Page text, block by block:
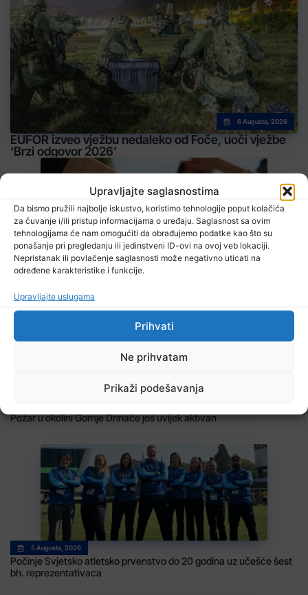
Upravljajte saglasnostima
Da bismo pružili najbolje iskustvo, koristimo tehnologije poput kolačića
za čuvanje i/ili pristup informacijama o uređaju. Saglasnost sa ovim
tehnologijama će nam omogućiti da obrađujemo podatke kao što su
ponašanje pri pregledanju ili jedinstveni ID-ovi na ovoj veb lokaciji.
Nepristanak ili povlačenje saglasnosti može negativno uticati na
određene karakteristike i funkcije.
Upravljajte uslugama
Prihvati
Ne prihvatam
Prikaži podešavanja
6 Augusta, 2026
EUFOR izveo vježbu nedaleko od Foče, uoči vježbe
‘Brzi odgovor 2026’
6 Augusta, 2026
Danas u BiH sunčano i vruće, temperature od 34 do 41 stepen
Požar u okolini Gornje Drinače još uvijek aktivan
5 Augusta, 2026
Počinje Svjetsko atletsko prvenstvo do 20 godina uz učešće šest
bh. reprezentativaca